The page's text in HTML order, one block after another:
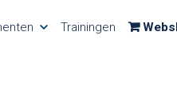
Trainingen